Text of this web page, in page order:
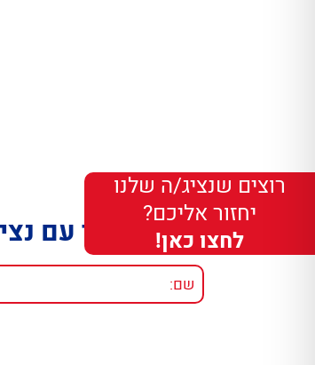
רוצים לדבר עם
רוצים שנציג/ה שלנו
יחזור אליכם?
לחצו כאן!